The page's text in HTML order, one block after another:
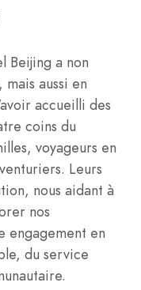
Beijing a non
aussi en
accueilli des
coins du
voyageurs en
Leurs
nous aidant à
nos
engagement en
du service